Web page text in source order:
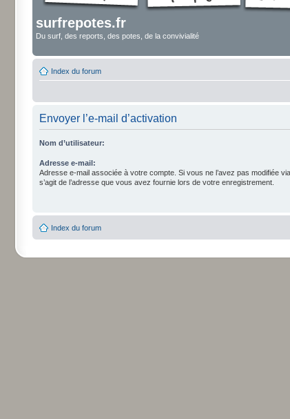
surfrepotes.fr
Du surf, des reports, des potes, de la convivialité
Index du forum
Envoyer l’e-mail d’activation
Nom d’utilisateur:
Adresse e-mail:
Adresse e-mail associée à votre compte. Si vous ne l’avez pas modifiée
s’agit de l’adresse que vous avez fournie lors de votre enregistrement.
Index du forum